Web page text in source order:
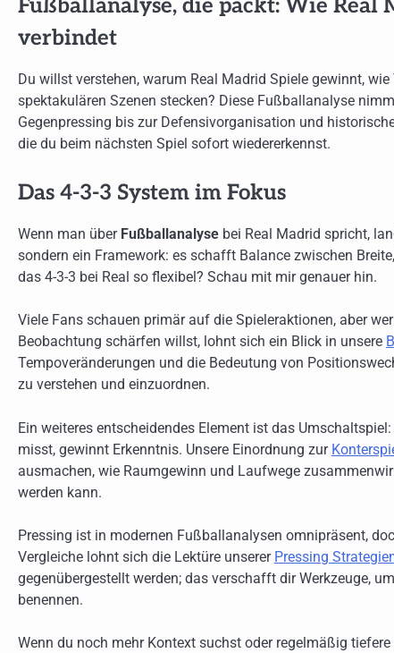
Fußballanalyse, die packt: Wie
verbindet
Du willst verstehen, warum Real Madrid Spiele gewinnt,
spektakulären Szenen stecken? Diese Fußballanalyse
Gegenpressing bis zur Defensivorganisation und
die du beim nächsten Spiel sofort wiedererkennst.
Das 4-3-3 System im Fokus
Wenn man über Fußballanalyse bei Real Madrid spricht,
sondern ein Framework: es schafft Balance zwischen
das 4-3-3 bei Real so flexibel? Schau mit mir genauer hin.
Viele Fans schauen primär auf die Spieleraktionen, aber
Beobachtung schärfen willst, lohnt sich ein Blick in unsere
Tempoveränderungen und die Bedeutung von
zu verstehen und einzuordnen.
Ein weiteres entscheidendes Element ist das
misst, gewinnt Erkenntnis. Unsere Einordnung zur
ausmachen, wie Raumgewinn und Laufwege
werden kann.
Pressing ist in modernen Fußballanalysen omnipräsent,
Vergleiche lohnt sich die Lektüre unserer Pressing
gegenübergestellt werden; das verschafft dir Werkzeuge,
benennen.
Wenn du noch mehr Kontext suchst oder regelmäßig